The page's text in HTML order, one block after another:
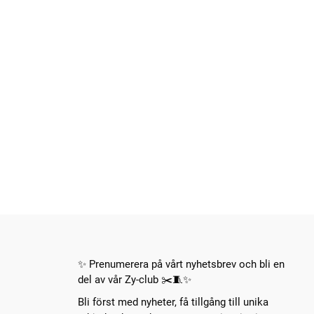
✨ Prenumerera på vårt nyhetsbrev och bli en
del av vår Zy-club ✂️🧵✨
Bli först med nyheter, få tillgång till unika